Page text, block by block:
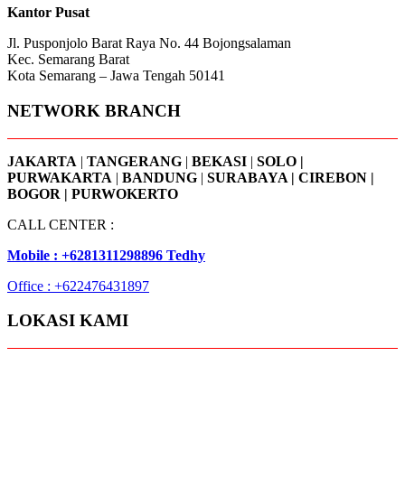
Kantor Pusat
Jl. Pusponjolo Barat Raya No. 44 Bojongsalaman
Kec. Semarang Barat
Kota Semarang – Jawa Tengah 50141
NETWORK BRANCH
JAKARTA | TANGERANG | BEKASI | SOLO |
PURWAKARTA | BANDUNG | SURABAYA | CIREBON |
BOGOR | PURWOKERTO
CALL CENTER :
Mobile : +6281311298896 Tedhy
Office : +622476431897
LOKASI KAMI